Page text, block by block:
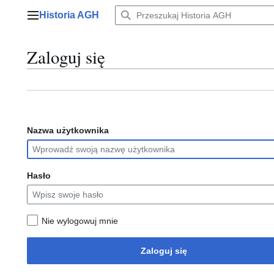
Menu główne
Historia AGH
Zaloguj się
Nazwa użytkownika
Hasło
Nie wylogowuj mnie
Zaloguj się